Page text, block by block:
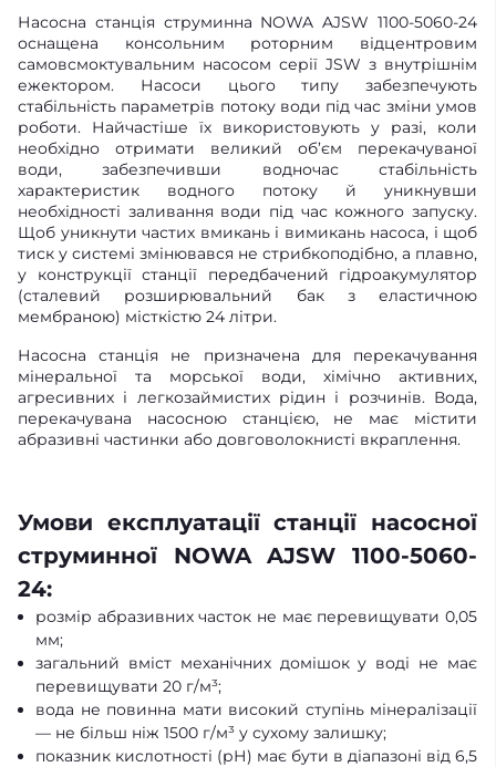
Насосна станція струминна NOWA AJSW 1100-5060-24
оснащена консольним роторним відцентровим
самовсмоктувальним насосом серії JSW з внутрішнім
ежектором. Насоси цього типу забезпечують
стабільність параметрів потоку води під час зміни умов
роботи. Найчастіше їх використовують у разі, коли
необхідно отримати великий об’єм перекачуваної
води, забезпечивши водночас стабільність
характеристик водного потоку й уникнувши
необхідності заливання води під час кожного запуску.
Щоб уникнути частих вмикань і вимикань насоса, і щоб
тиск у системі змінювався не стрибкоподібно, а плавно,
у конструкції станції передбачений гідроакумулятор
(сталевий розширювальний бак з еластичною
мембраною) місткістю 24 літри.
Насосна станція не призначена для перекачування
мінеральної та морської води, хімічно активних,
агресивних і легкозаймистих рідин і розчинів. Вода,
перекачувана насосною станцією, не має містити
абразивні частинки або довговолокнисті вкраплення.
Умови експлуатації станції насосної
струминної NOWA AJSW 1100-5060-
24:
розмір абразивних часток не має перевищувати 0,05
мм;
загальний вміст механічних домішок у воді не має
перевищувати 20 г/м³;
вода не повинна мати високий ступінь мінералізації
— не більш ніж 1500 г/м³ у сухому залишку;
показник кислотності (рН) має бути в діапазоні від 6,5